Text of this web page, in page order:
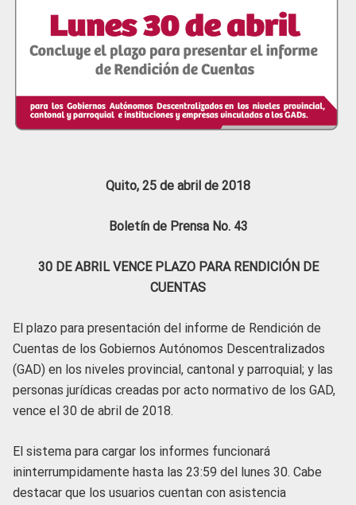
Quito, 25 de abril de 2018
Boletín de Prensa No. 43
30 DE ABRIL VENCE PLAZO PARA RENDICIÓN DE
CUENTAS
El plazo para presentación del informe de Rendición de
Cuentas de los Gobiernos Autónomos Descentralizados
(GAD) en los niveles provincial, cantonal y parroquial; y las
personas jurídicas creadas por acto normativo de los GAD,
vence el 30 de abril de 2018.
El sistema para cargar los informes funcionará
ininterrumpidamente hasta las 23:59 del lunes 30. Cabe
destacar que los usuarios cuentan con asistencia